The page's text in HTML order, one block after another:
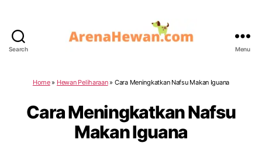
Search Menu
Home» Hewan Peliharaan» Cara Meningkatkan Nafsu Makan Iguana
Cara Meningkatkan Nafsu
Makan Iguana